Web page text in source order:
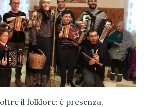
il folklore: è presenza,